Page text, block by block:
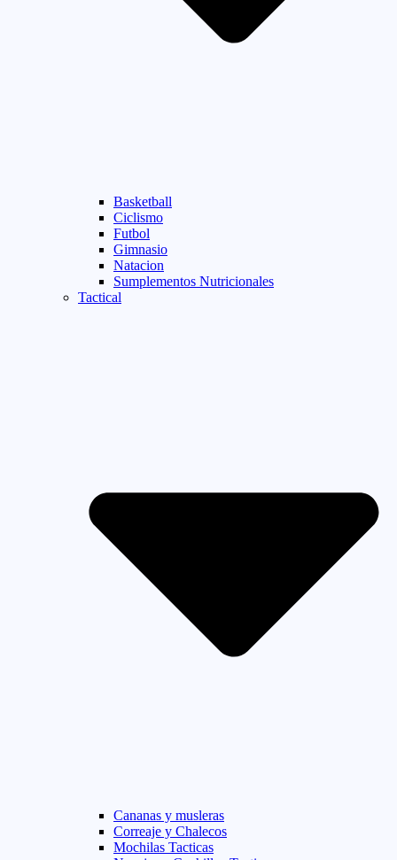
Basketball
Ciclismo
Futbol
Gimnasio
Natacion
Sumplementos Nutricionales
Tactical
Cananas y musleras
Correaje y Chalecos
Mochilas Tacticas